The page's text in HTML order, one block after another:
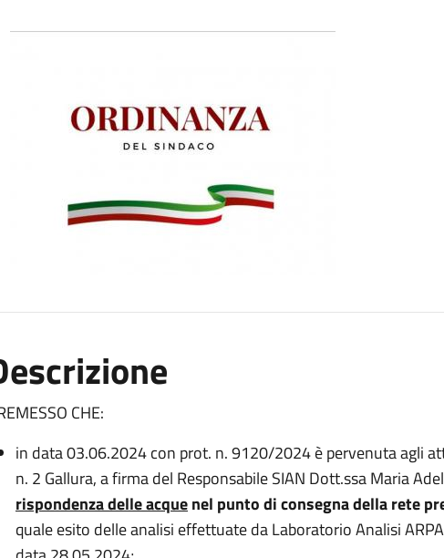
CHE:
in data 03.06.2024 con prot. n. 9120/2024 è pervenuta agli
n. 2 Gallura, a firma del Responsabile SIAN Dott.ssa Maria
rispondenza delle acquenel punto di consegna della rete
quale esito delle analisi effettuate da Laboratorio Analisi